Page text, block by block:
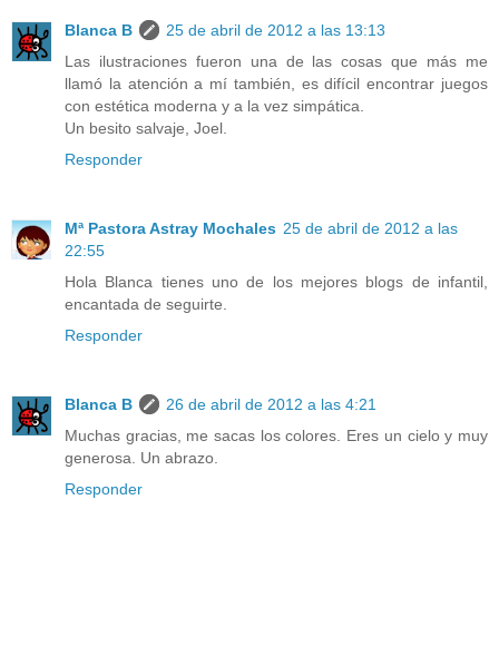
Blanca B
25 de abril de 2012 a las 13:13
Las ilustraciones fueron una de las cosas que más me
llamó la atención a mí también, es difícil encontrar juegos
con estética moderna y a la vez simpática.
Un besito salvaje, Joel.
Responder
Mª Pastora Astray Mochales 25 de abril de 2012 a las
22:55
Hola Blanca tienes uno de los mejores blogs de infantil,
encantada de seguirte.
Responder
Blanca B
26 de abril de 2012 a las 4:21
Muchas gracias, me sacas los colores. Eres un cielo y muy
generosa. Un abrazo.
Responder